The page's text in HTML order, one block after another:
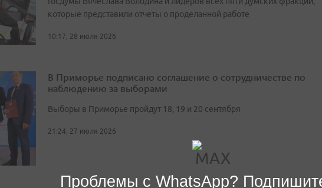
которые представили отчеты о проделанной работе
10:17, 28 июля 2026
В Приморье подписано соглашение о сотрудничестве по
наблюдению за выборами
Выборы в Приморье пройдут 18, 19 и 20 сентября
21:24, 27 июля 2026
Проблемы с WhatsApp?